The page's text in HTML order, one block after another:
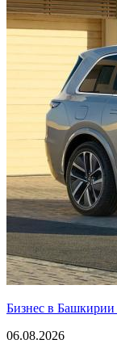
Бизнес в Башкирии
06.08.2026